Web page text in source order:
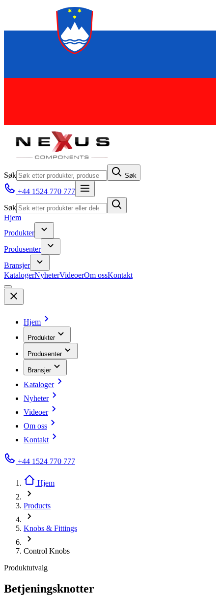
Søk Søk
+44 1524 770 777
Søk
Hjem
Produkter
Produsenter
Bransjer
KatalogerNyheterVideoerOm ossKontakt
Hjem
Produkter
Produsenter
Bransjer
Kataloger
Nyheter
Videoer
Om oss
Kontakt
+44 1524 770 777
Hjem
Products
Knobs & Fittings
Control Knobs
Produktutvalg
Betjeningsknotter